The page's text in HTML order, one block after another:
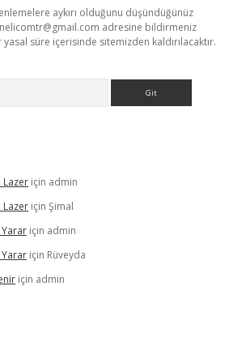
aykırı olduğunu düşündüğünüz
adresine bildirmeniz
süre içerisinde sitemizden kaldırılacaktır.
Lazer için admin
Lazer için Şimal
için admin
için Rüveyda
için admin